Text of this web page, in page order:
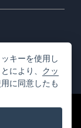
キーを使用し
により、 クッ
に同意したも